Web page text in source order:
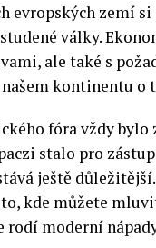
evropských zemí
války.
ale také s
našem kontinentu
fóra vždy
stalo pro
ještě
kde můžete
rodí moderní